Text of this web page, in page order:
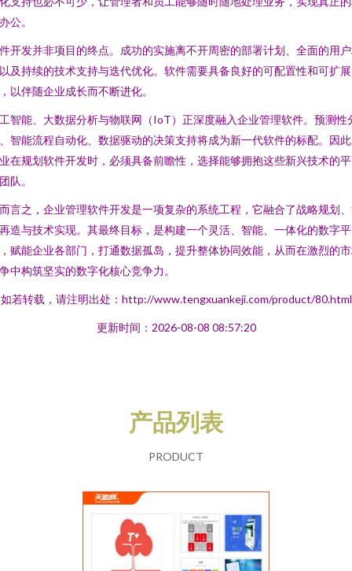
公。
开发并非项目的终点。成功的实施离不开周密的部署计划、全面的用
及持续的技术支持与迭代优化。软件需要具备良好的可配置性和可扩展
以伴随企业成长而不断进化。
智能、大数据分析与物联网（IoT）正深度融入企业管理软件。预测性
智能流程自动化、数据驱动的决策支持将成为新一代软件的标配。因
在规划软件开发时，必须具备前瞻性，选择能够拥抱这些新兴技术的
队。
言之，企业管理软件开发是一项复杂的系统工程，它融合了战略规划
造与技术实现。其最终目标，是构建一个灵活、智能、一体化的数字平
赋能企业各部门，打通数据孤岛，提升整体协同效能，从而在激烈的
中构筑坚实的数字化核心竞争力。
如若转载，请注明出处：http://www.tengxuankeji.com/product/80.html
更新时间：2026-08-08 08:57:20
产品列表
PRODUCT